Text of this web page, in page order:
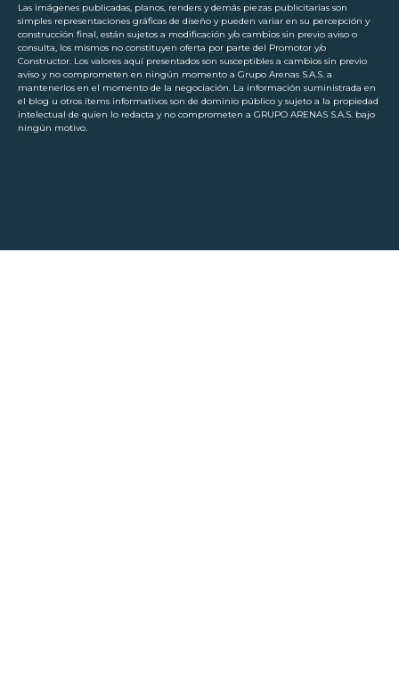
Las imágenes publicadas, planos, renders y demás piezas publicitarias son
simples representaciones gráficas de diseño y pueden variar en su percepción y
construcción final, están sujetos a modificación y/o cambios sin previo aviso o
consulta, los mismos no constituyen oferta por parte del Promotor y/o
Constructor. Los valores aquí presentados son susceptibles a cambios sin previo
aviso y no comprometen en ningún momento a Grupo Arenas S.A.S. a
mantenerlos en el momento de la negociación. La información suministrada en
el blog u otros ítems informativos son de dominio público y sujeto a la propiedad
intelectual de quien lo redacta y no comprometen a GRUPO ARENAS S.A.S. bajo
ningún motivo.